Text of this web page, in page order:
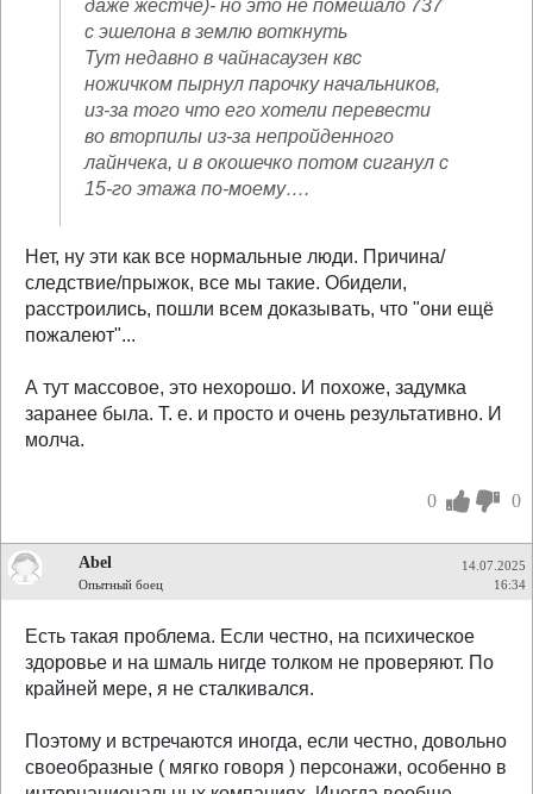
даже жестче)- но это не помешало 737
с эшелона в землю воткнуть
Тут недавно в чайнасаузен квс
ножичком пырнул парочку начальников,
из-за того что его хотели перевести
во вторпилы из-за непройденного
лайнчека, и в окошечко потом сиганул с
15-го этажа по-моему….
Нет, ну эти как все нормальные люди. Причина/
следствие/прыжок, все мы такие. Обидели,
расстроились, пошли всем доказывать, что "они ещё
пожалеют"...
А тут массовое, это нехорошо. И похоже, задумка
заранее была. Т. е. и просто и очень результативно. И
молча.
0 0
Abel
Опытный боец
14.07.2025
16:34
Есть такая проблема. Если честно, на психическое
здоровье и на шмаль нигде толком не проверяют. По
крайней мере, я не сталкивался.
Поэтому и встречаются иногда, если честно, довольно
своеобразные ( мягко говоря ) персонажи, особенно в